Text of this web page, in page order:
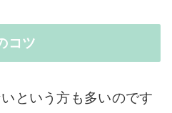
コツ
という方も多いのです